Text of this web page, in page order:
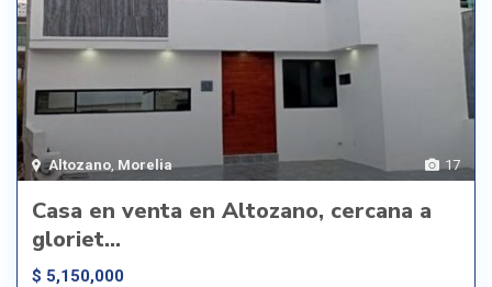
17
Altozano Morelia
Casa en venta en Altozano, cercana a
gloriet...
$ 5,150,000